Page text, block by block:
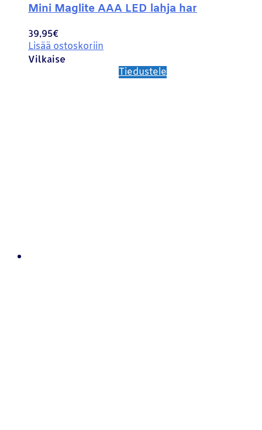
Mini Maglite AAA LED lahja har
39,95€
Lisää ostoskoriin
Vilkaise
Tiedustele